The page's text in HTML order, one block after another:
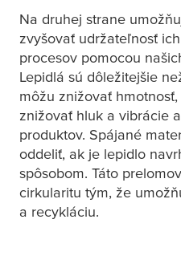
Na druhej strane
zvyšovať udržateľnosť
procesov pomocou
Lepidlá sú dôležitejšie
môžu znižovať
znižovať hluk a vibrácie
produktov. Spájané
oddeliť, ak je lepidlo
spôsobom. Táto
cirkularitu tým, že
a recykláciu.